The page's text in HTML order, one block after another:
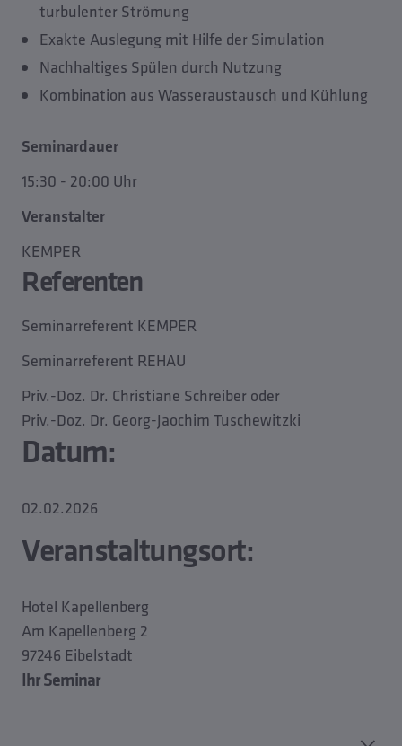
turbulenter Strömung
Exakte Auslegung mit Hilfe der Simulation
Nachhaltiges Spülen durch Nutzung
Kombination aus Wasseraustausch und Kühlung
Seminardauer
15:30 - 20:00 Uhr
Veranstalter
KEMPER
Referenten
Seminarreferent KEMPER
Seminarreferent REHAU
Priv.-Doz. Dr. Christiane Schreiber oder
Priv.-Doz. Dr. Georg-Jaochim Tuschewitzki
Datum:
02.02.2026
Veranstaltungsort:
Hotel Kapellenberg
Am Kapellenberg 2
97246 Eibelstadt
Ihr Seminar